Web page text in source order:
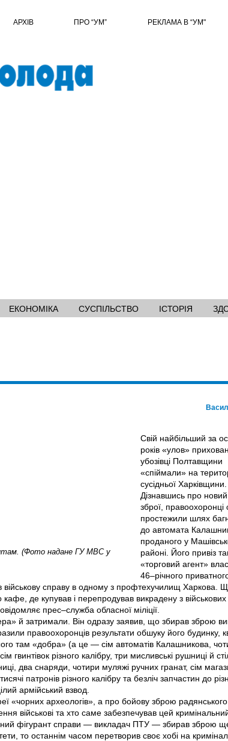
АРХІВ ПРО “УМ” РЕКЛАМА В “УМ"
ЕКОНОМІКА СУСПІЛЬСТВО ІСТОРІЯ
(Фото надане ГУ МВС у
Свій найбільший за
років «улов»
убозівці Полтавщини
«спіймали» на
сусідньої Харківщини.
Дізнавшись про
зброї, правоохоронці
простежили шлях
до автомата
проданого у
районі. Його привіз
«торговий агент»
46–річного
військову справу в одному з профтехучилищ Харкова.
кафе, де купував і перепродував викрадену з військових
прес–служба обласної міліції.
й затримали. Він одразу заявив, що збирав зброю
правоохоронців результати обшуку його будинку,
там «добра» (а це — сім автоматів Калашникова,
гвинтівок різного калібру, три мисливські рушниці й
два снаряди, чотири муляжі ручних гранат, сім
патронів різного калібру та безліч зап­частин до
армійський взвод.
«чорних археологів», а про бойову зброю радянського
військові та хто саме забезпечував цей
фігурант справи — викладач ПТУ — збирав зброю
то останнім часом перетворив своє хобі на